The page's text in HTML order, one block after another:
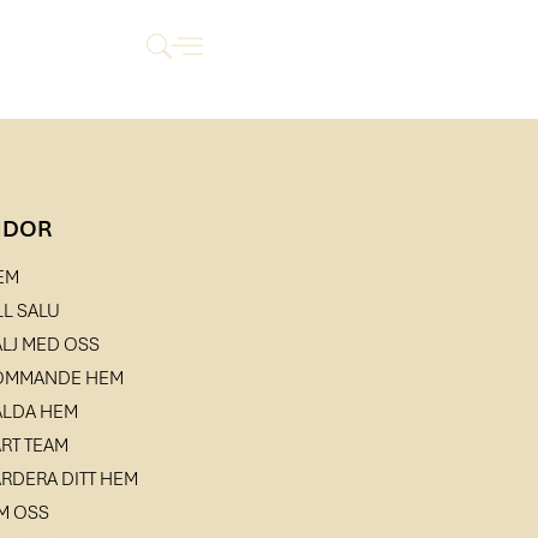
SALU
MED OSS
HEM
HEM
TEAM
DITT HEM
OSS